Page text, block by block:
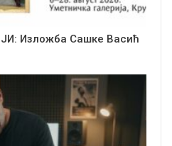
Изложба Сашке Васић